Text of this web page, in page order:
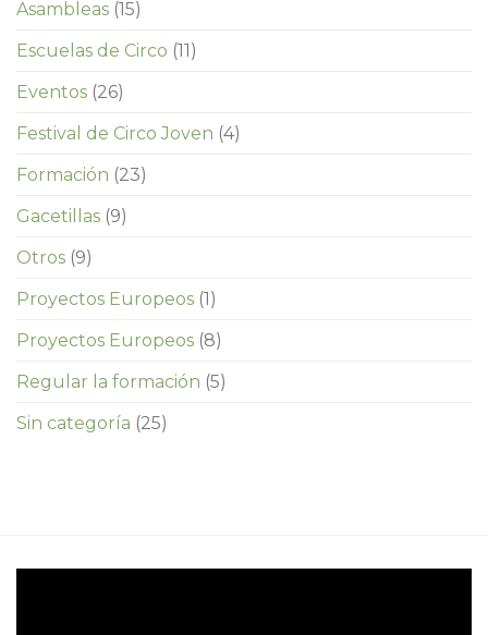
Asambleas (15)
Escuelas de Circo (11)
Eventos (26)
Festival de Circo Joven (4)
Formación (23)
Gacetillas (9)
Otros (9)
Proyectos Europeos (1)
Proyectos Europeos (8)
Regular la formación (5)
Sin categoría (25)